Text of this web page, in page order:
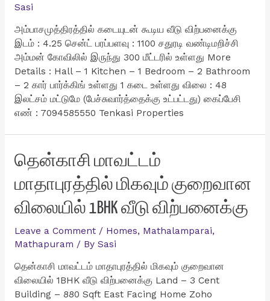
Sasi
அம்பாசமுத்திரத்தில் கடையுடன் கூடிய வீடு விற்பனைக்கு
இடம் : 4.25 சென்ட் பரப்பளவு : 1100 சதுரடி வண்டிமறிச்சி
அம்மன் கோவிலில் இருந்து 300 மீட்டரில் உள்ளது More
Details : Hall – 1 Kitchen – 1 Bedroom – 2 Bathroom
– 2 கார் பார்க்கிங் உள்ளது 1 கடை உள்ளது விலை : 48
இலட்சம் மட்டுமே (பேச்சுவார்த்தைக்கு உட்பட்டது) கைப்பேசி
எண் : 7094585550 Tenkasi Properties
தென்காசி மாவட்டம்
மாதாபுரத்தில் மிகவும் குறைவான
விலையில் 1BHK வீடு விற்பனைக்கு
Leave a Comment / Homes, Mathalamparai,
Mathapuram / By Sasi
தென்காசி மாவட்டம் மாதாபுரத்தில் மிகவும் குறைவான
விலையில் 1BHK வீடு விற்பனைக்கு Land – 3 Cent
Building – 880 Sqft East Facing Home Zoho